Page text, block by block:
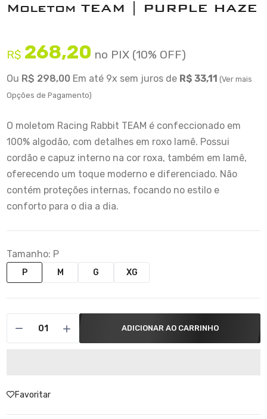
Moletom TEAM | PURPLE HAZE
R$ 268,20 no PIX (10% OFF)
Ou R$ 298,00 Em até 9x sem juros de R$ 33,11 (Ver mais
Opções de Pagamento)
O moletom Racing Rabbit TEAM é confeccionado em
100% algodão, com detalhes em roxo lamê. Possui
cordão e capuz interno na cor roxa, também em lamê,
oferecendo um toque moderno e diferenciado. Não
contém proteções internas, focando no estilo e
conforto para o dia a dia.
Tamanho: P
P M G XG
ADICIONAR AO CARRINHO
Favoritar